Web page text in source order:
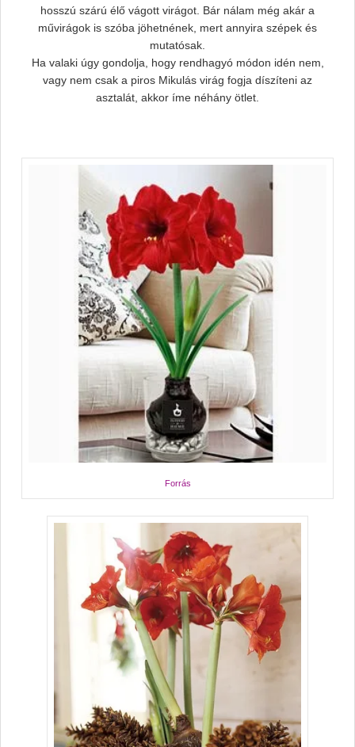
hosszú szárú élő vágott virágot. Bár nálam még akár a
művirágok is szóba jöhetnének, mert annyira szépek és
mutatósak.
Ha valaki úgy gondolja, hogy rendhagyó módon idén nem,
vagy nem csak a piros Mikulás virág fogja díszíteni az
asztalát, akkor íme néhány ötlet.
Forrás